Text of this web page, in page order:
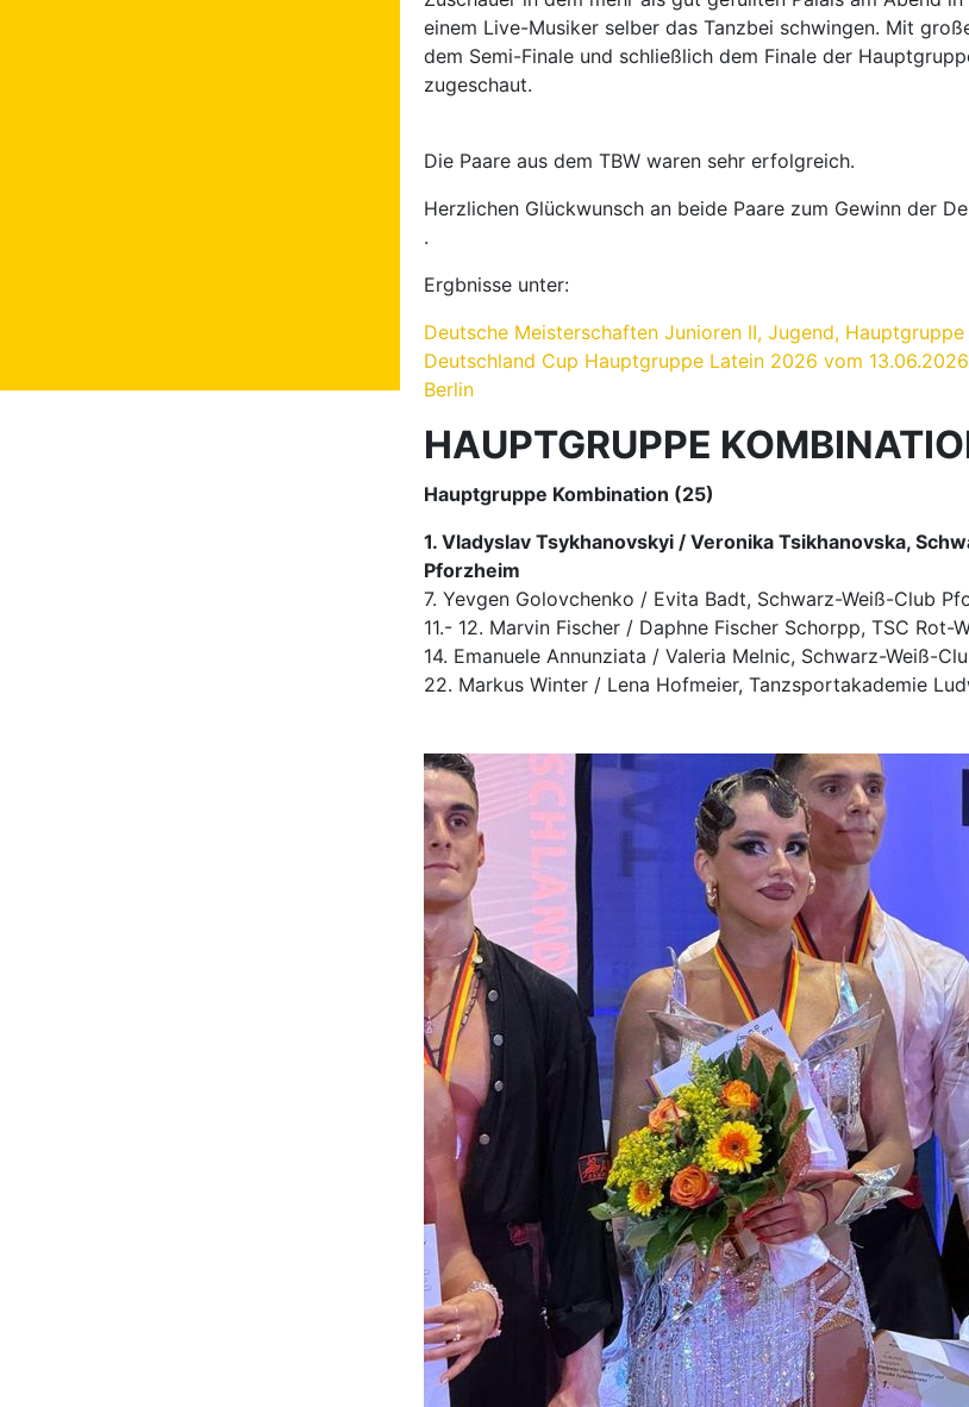
Deutschland Cup Hauptgruppe Latein 2026 vom
Berlin
HAUPTGRUPPE
Pforzheim
7. Yevgen Golovchenko / Evita Badt, Schwarz-Weiß-Club
11.- 12. Marvin Fischer / Daphne Fischer Schorpp, TSC Rot-
22. Markus Winter / Lena Hofmeier, Tanzsportakademie
Deutsche Meister Hgr. S Kombi
Vladyslav Tsykhanovskyi / Veronika Tsikhanovska, Schwarz-Weiß-Club